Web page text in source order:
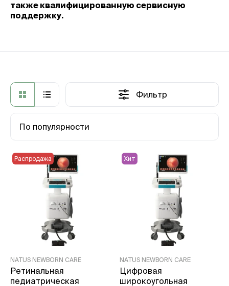
также квалифицированную сервисную
поддержку.
Фильтр
По популярности
NATUS NEWBORN CARE
Ретинальная
педиатрическая
Распродажа
NATUS NEWBORN CARE
Цифровая
широкоугольная
Хит